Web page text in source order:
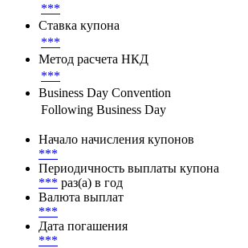
***
Ставка купона
***
Метод расчета НКД
***
Business Day Convention
Following Business Day
Начало начисления купонов
***
Периодичность выплаты купона
*** раз(а) в год
Валюта выплат
***
Дата погашения
***